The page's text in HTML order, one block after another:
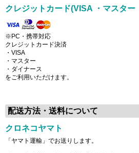
クレジットカード(VISA ・マスター
※PC・携帯対応
クレジットカード決済
・VISA
・マスター
・ダイナース
をご利用いただけます。
配送方法・送料について
クロネコヤマト
「ヤマト運輸」でお送りします。